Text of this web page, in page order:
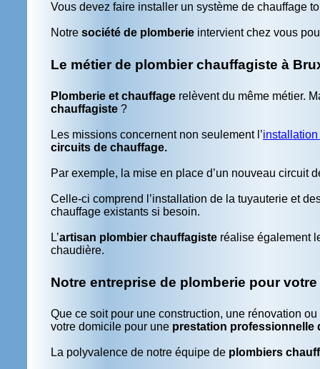
Vous devez faire installer un système de chauffage
Notre société de plomberie intervient chez vous
Le métier de plombier chauffagiste à
Plomberie et chauffage relèvent du même métier.
chauffagiste ?
Les missions concernent non seulement l’
circuits de chauffage.
Par exemple, la mise en place d’un nouveau circuit
Celle-ci comprend l’installation de la tuyauterie et
chauffage existants si besoin.
L’artisan plombier chauffagiste réalise également
chaudière.
Notre entreprise de plomberie pour
Que ce soit pour une construction, une rénovation
votre domicile pour une prestation professionnelle
La polyvalence de notre équipe de plombiers